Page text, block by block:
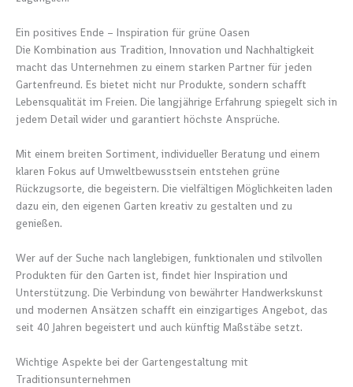
Ein positives Ende – Inspiration für grüne Oasen
Die Kombination aus Tradition, Innovation und Nachhaltigkeit
macht das Unternehmen zu einem starken Partner für jeden
Gartenfreund. Es bietet nicht nur Produkte, sondern schafft
Lebensqualität im Freien. Die langjährige Erfahrung spiegelt sich in
jedem Detail wider und garantiert höchste Ansprüche.
Mit einem breiten Sortiment, individueller Beratung und einem
klaren Fokus auf Umweltbewusstsein entstehen grüne
Rückzugsorte, die begeistern. Die vielfältigen Möglichkeiten laden
dazu ein, den eigenen Garten kreativ zu gestalten und zu
genießen.
Wer auf der Suche nach langlebigen, funktionalen und stilvollen
Produkten für den Garten ist, findet hier Inspiration und
Unterstützung. Die Verbindung von bewährter Handwerkskunst
und modernen Ansätzen schafft ein einzigartiges Angebot, das
seit 40 Jahren begeistert und auch künftig Maßstäbe setzt.
Wichtige Aspekte bei der Gartengestaltung mit
Traditionsunternehmen